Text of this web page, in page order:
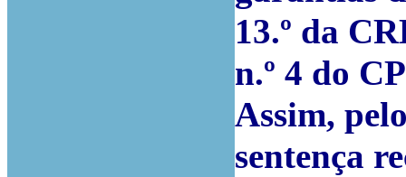
13.º da
n.º 4 do
Assim,
sentença